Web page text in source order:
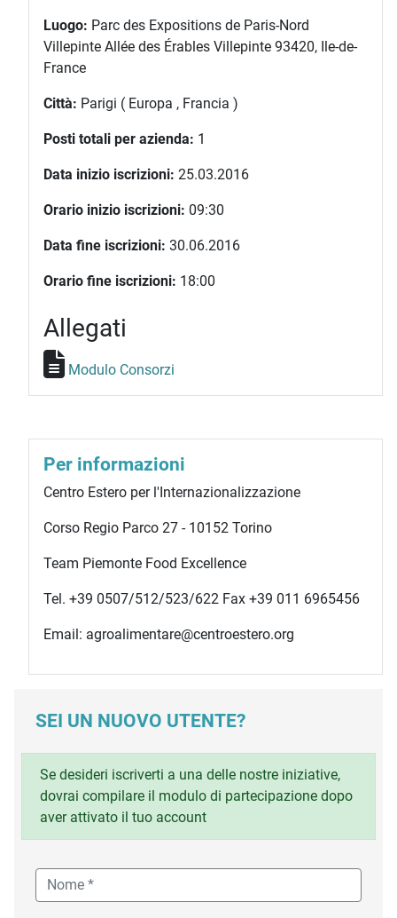
Luogo: Parc des Expositions de Paris-Nord
Villepinte Allée des Érables Villepinte 93420, Ile-de-
France
Città: Parigi ( Europa , Francia )
Posti totali per azienda: 1
Data inizio iscrizioni: 25.03.2016
Orario inizio iscrizioni: 09:30
Data fine iscrizioni: 30.06.2016
Orario fine iscrizioni: 18:00
Allegati
Modulo Consorzi
Per informazioni
Centro Estero per l'Internazionalizzazione
Corso Regio Parco 27 - 10152 Torino
Team Piemonte Food Excellence
Tel. +39 0507/512/523/622 Fax +39 011 6965456
Email: agroalimentare@centroestero.org
SEI UN NUOVO UTENTE?
Se desideri iscriverti a una delle nostre iniziative,
dovrai compilare il modulo di partecipazione dopo
aver attivato il tuo account